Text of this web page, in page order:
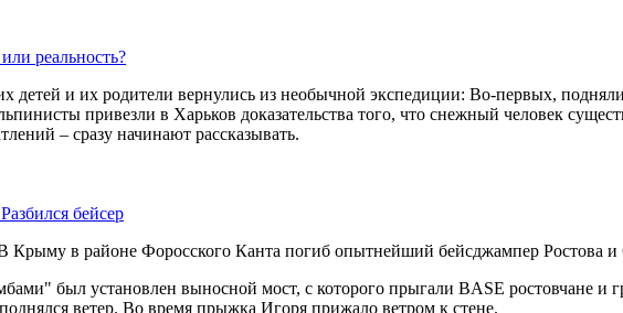
реальность?
детей и их родители вернулись из необычной экспедиции: Во-первых,
привезли в Харьков доказательства того, что снежный человек
– сразу начинают рассказывать.
бейсер
В Крыму в районе Форосского Канта погиб опытнейший бейсджампер Ростова
был установлен выносной мост, с которого прыгали BASE ростовчане и
ветер. Во время прыжка Игоря прижало ветром к стене.